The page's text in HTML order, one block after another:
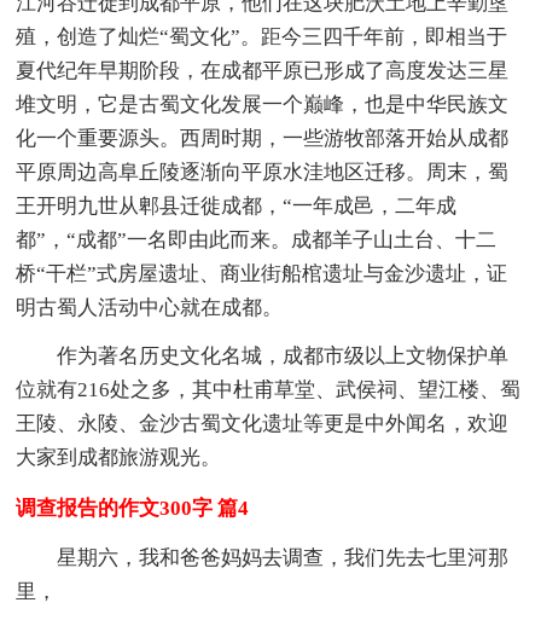
殖，创造了灿烂“蜀文化”。距今三四千年前，即相当于
夏代纪年早期阶段，在成都平原已形成了高度发达三星
堆文明，它是古蜀文化发展一个巅峰，也是中华民族文
化一个重要源头。西周时期，一些游牧部落开始从成都
平原周边高阜丘陵逐渐向平原水洼地区迁移。周末，蜀
王开明九世从郫县迁徙成都，“一年成邑，二年成
都”，“成都”一名即由此而来。成都羊子山土台、十二
桥“干栏”式房屋遗址、商业街船棺遗址与金沙遗址，证
明古蜀人活动中心就在成都。
作为著名历史文化名城，成都市级以上文物保护单
位就有216处之多，其中杜甫草堂、武侯祠、望江楼、蜀
王陵、永陵、金沙古蜀文化遗址等更是中外闻名，欢迎
大家到成都旅游观光。
调查报告的作文300字 篇4
星期六，我和爸爸妈妈去调查，我们先去七里河那
里，